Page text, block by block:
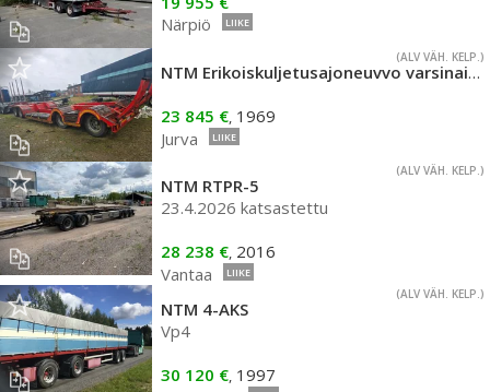
Närpiö
LIIKE
(ALV VÄH. KELP.)
NTM Erikoiskuljetusajoneuvvo varsinainen perävaunu
23 845 €, 1969
Jurva
LIIKE
(ALV VÄH. KELP.)
NTM RTPR-5
23.4.2026 katsastettu
28 238 €, 2016
Vantaa
LIIKE
(ALV VÄH. KELP.)
NTM 4-AKS
Vp4
30 120 €, 1997